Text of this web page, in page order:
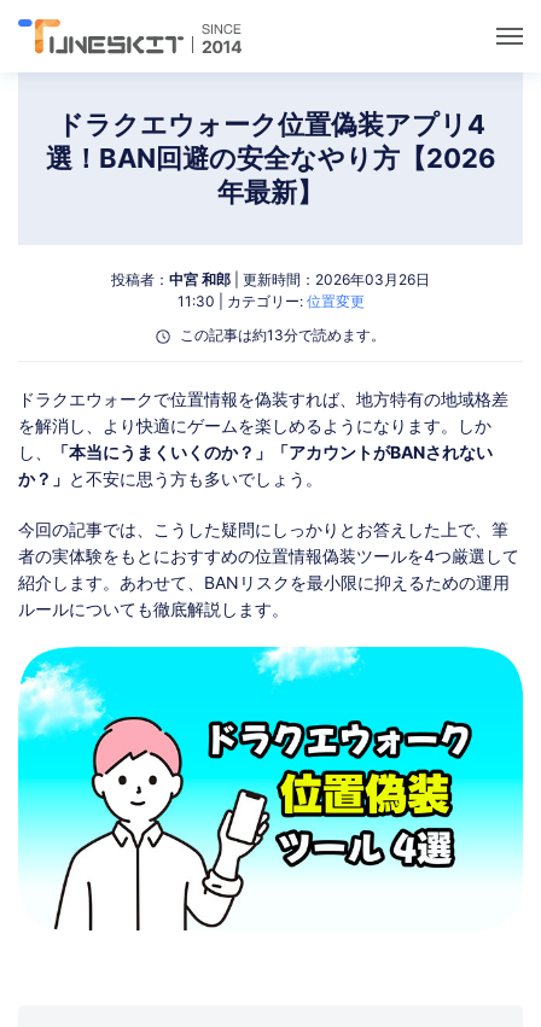
ユーティリティ
ポケモンGOガイド
サポート
ストア ダウンロード
ドラクエウォーク位置偽装アプリ4
選！BAN回避の安全なやり方【2026
年最新】
投稿者： 中宮 和郎 | 更新時間：2026年03月26日
11:30 | カテゴリー: 位置変更
この記事は約13分で読めます。
ドラクエウォークで位置情報を偽装すれば、地方特有の地域格差
を解消し、より快適にゲームを楽しめるようになります。しか
し、
「本当にうまくいくのか？」「アカウントがBANされない
か？」 と不安に思う方も多いでしょう。
今回の記事では、こうした疑問にしっかりとお答えした上で、筆
者の実体験をもとにおすすめの位置情報偽装ツールを4つ厳選して
紹介します。あわせて、BANリスクを最小限に抑えるための運用
ルールについても徹底解説します。